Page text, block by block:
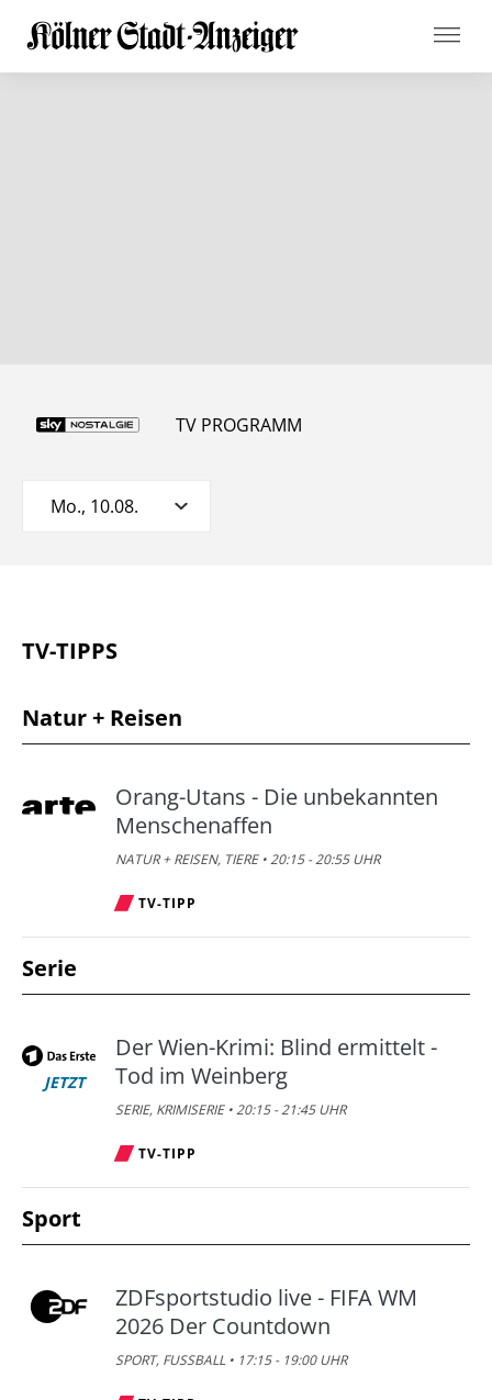
TV PROGRAMM
Mo., 10.08.
TV-TIPPS
Natur + Reisen
Orang-Utans - Die unbekannten
Menschenaffen
NATUR + REISEN, TIERE • 20:15 - 20:55 UHR
TV-TIPP
Serie
JETZT
Der Wien-Krimi: Blind ermittelt -
Tod im Weinberg
SERIE, KRIMISERIE • 20:15 - 21:45 UHR
TV-TIPP
Sport
ZDFsportstudio live - FIFA WM
2026 Der Countdown
SPORT, FUSSBALL • 17:15 - 19:00 UHR